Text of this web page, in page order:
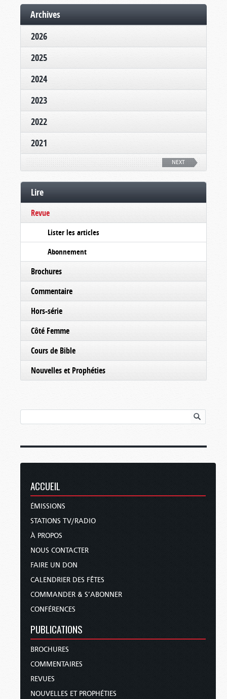
Archives
2026
2025
2024
2023
2022
2021
NEXT
Lire
Revue
Lister les articles
Abonnement
Brochures
Commentaire
Hors-série
Côté Femme
Cours de Bible
Nouvelles et Prophéties
ACCUEIL
ÉMISSIONS
STATIONS TV/RADIO
À PROPOS
NOUS CONTACTER
FAIRE UN DON
CALENDRIER DES FÊTES
COMMANDER & S’ABONNER
CONFÉRENCES
PUBLICATIONS
BROCHURES
COMMENTAIRES
REVUES
NOUVELLES ET PROPHÉTIES